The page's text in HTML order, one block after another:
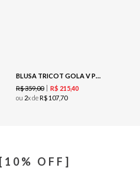
BLUSA TRICOT GOLA V PUNHO TELADO - MARROM
R$359,00 R$ 21540
ou 2x deR$ 10770
[10% OFF]